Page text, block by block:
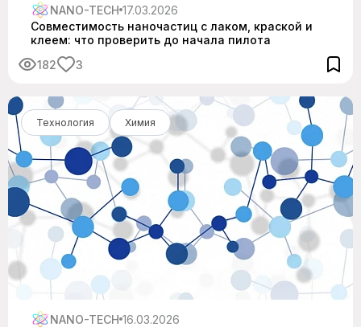
NANO-TECH 17.03.2026
Совместимость наночастиц с лаком, краской и
клеем: что проверить до начала пилота
182
3
Технология Химия
NANO-TECH 16.03.2026